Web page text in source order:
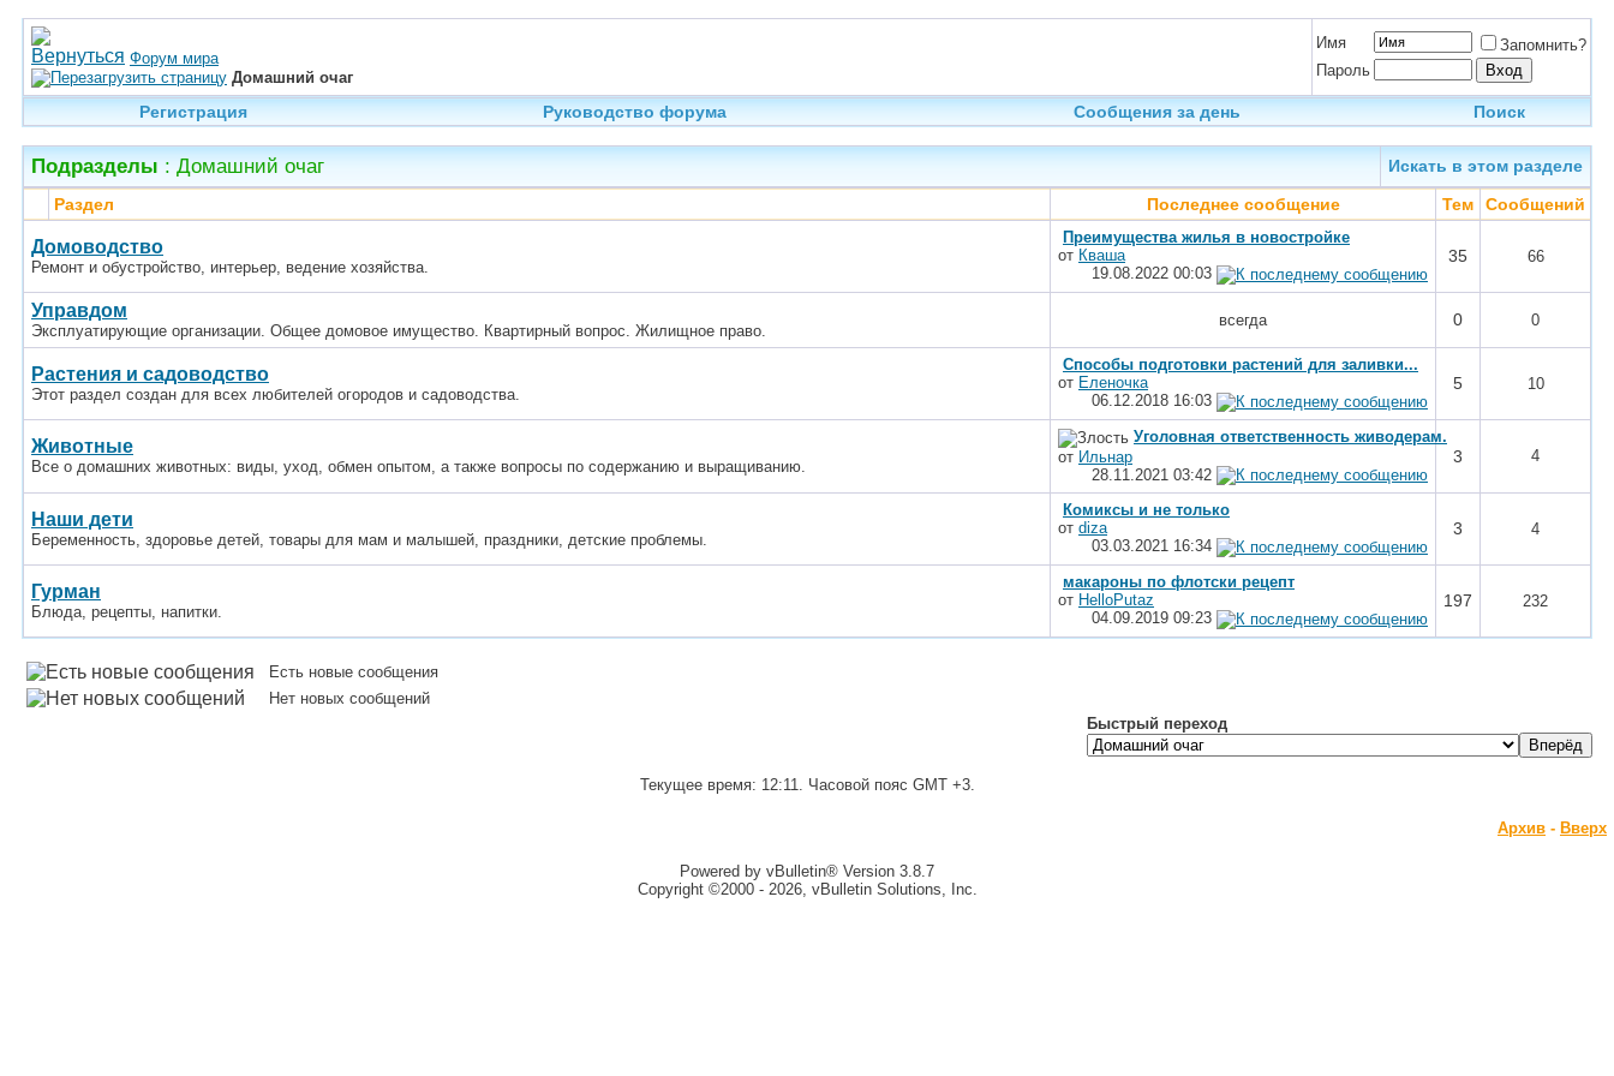
Форум мира
Домашний очаг
Имя
Запомнить?
Пароль
Регистрация Руководство форума Сообщения за день Поиск
Подразделы : Домашний очаг
Искать в этом разделе
Раздел
Последнее сообщение Тем Сообщений
Домоводство
Ремонт и обустройство, интерьер, ведение хозяйства.
Преимущества жилья в новостройке
от Кваша
19.08.2022 00:03
35 66
Управдом
Эксплуатирующие организации. Общее домовое имущество. Квартирный вопрос. Жилищное право.
всегда 0 0
Растения и садоводство
Этот раздел создан для всех любителей огородов и садоводства.
Способы подготовки растений для заливки...
от Еленочка
06.12.2018 16:03
5 10
Животные
Все о домашних животных: виды, уход, обмен опытом, а также вопросы по содержанию и выращиванию.
Уголовная ответственность живодерам.
от Ильнар
28.11.2021 03:42
3 4
Наши дети
Беременность, здоровье детей, товары для мам и малышей, праздники, детские проблемы.
Комиксы и не только
от diza
03.03.2021 16:34
3 4
Гурман
Блюда, рецепты, напитки.
макароны по флотски рецепт
от HelloPutaz
04.09.2019 09:23
197 232
Есть новые сообщения
Нет новых сообщений
Быстрый переход
Текущее время: 12:11. Часовой пояс GMT +3.
Архив - Вверх
Powered by vBulletin® Version 3.8.7
Copyright ©2000 - 2026, vBulletin Solutions, Inc.